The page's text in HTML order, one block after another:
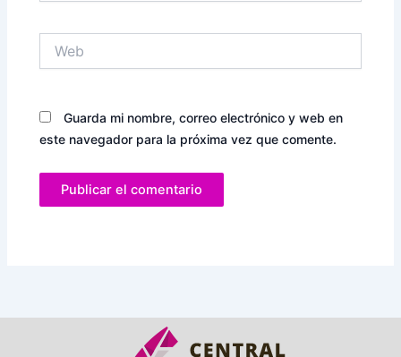
Guarda mi nombre, correo electrónico y web en
este navegador para la próxima vez que comente.